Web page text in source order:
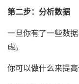
第二步：分析数据
一旦你有了一些数
虑。
你可以做什么来提